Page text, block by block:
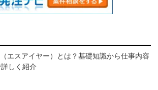
エスアイヤー）とは？基礎知識から仕事内容
詳しく紹介